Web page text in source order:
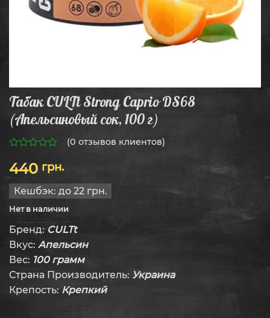
Табак CULTt Strong Caprio DS68
(Апельсиновый сок, 100 г)
из
5
(0 отзывов клиентов)
440 грн.
Кешбэк: до 22 грн.
Нет в наличии
Бренд: CULTt
Вкус: Апельсин
Вес: 100 грамм
Страна Производитель: Украина
Крепость: Крепкий